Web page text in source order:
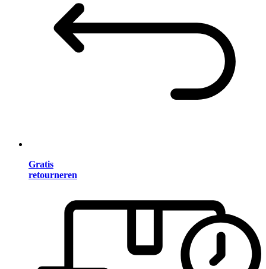
Gratis
retourneren